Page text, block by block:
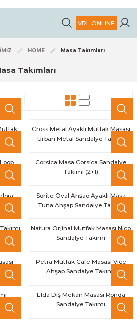
HOME
Masa Takımları
Köşe Takımları
HORECA
Ev Kataloğu
Horeca Kataloğu
VRL ONLINE
HOME Masa Takımları
Takımları
Cross Metal Ayaklı Mutfak Masası
Urban Metal Sandalye Takımı
Corsica Masa Corsica Sandalye
Takımı (2+1)
Sorite Oval Ahşao Ayaklı Masa
Tuna Ahşap Sandalye Takımı
Natura Orjinal Mutfak Masası Nico
Sandalye Takımı
Petra Mutfak Cafe Masası Vice
Ahşap Sandalye Takımı
Elda Dış Mekan Masası Ronda
Sandalye Takımı